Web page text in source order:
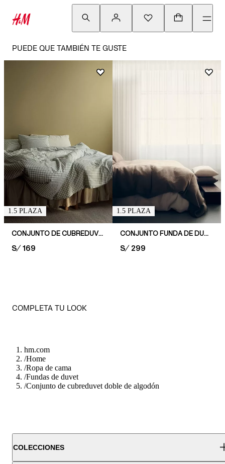
PUEDE QUE TAMBIÉN TE GUSTE
1.5 PLAZA
CONJUNTO DE CUBREDUVET DE DOS PLAZAS CON ESTAMPADO
PRICE:
S/ 169
1.5 PLAZA
CONJUNTO FUNDA DE DUVET DE DOS PLAZAS DE MUSELINA
PRICE:
S/ 299
COMPLETA TU LOOK
hm.com
/Home
/Ropa de cama
/Fundas de duvet
/Conjunto de cubreduvet doble de algodón
COLECCIONES